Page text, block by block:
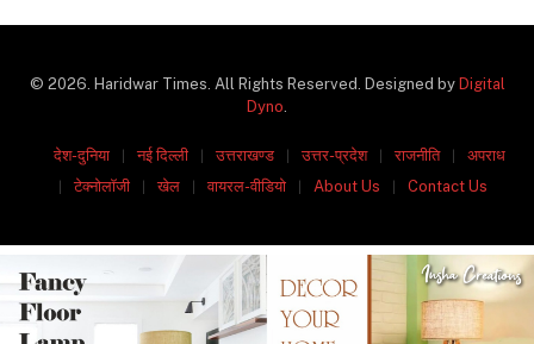
© 2026. Haridwar Times. All Rights Reserved. Designed by Digital
Dyno
देश-दुनिया नई दिल्ली उत्तराखण्ड उत्तर-प्रदेश राजनीति
अपराध
टेक्नोलॉजी
खेल वायरल-वीडियो About Us Contact Us